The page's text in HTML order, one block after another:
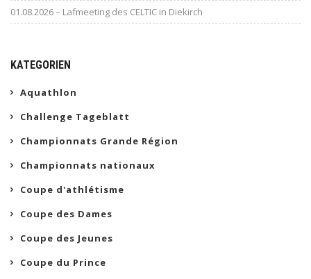
01.08.2026 – Lafmeeting des CELTIC in Diekirch
KATEGORIEN
Aquathlon
Challenge Tageblatt
Championnats Grande Région
Championnats nationaux
Coupe d'athlétisme
Coupe des Dames
Coupe des Jeunes
Coupe du Prince